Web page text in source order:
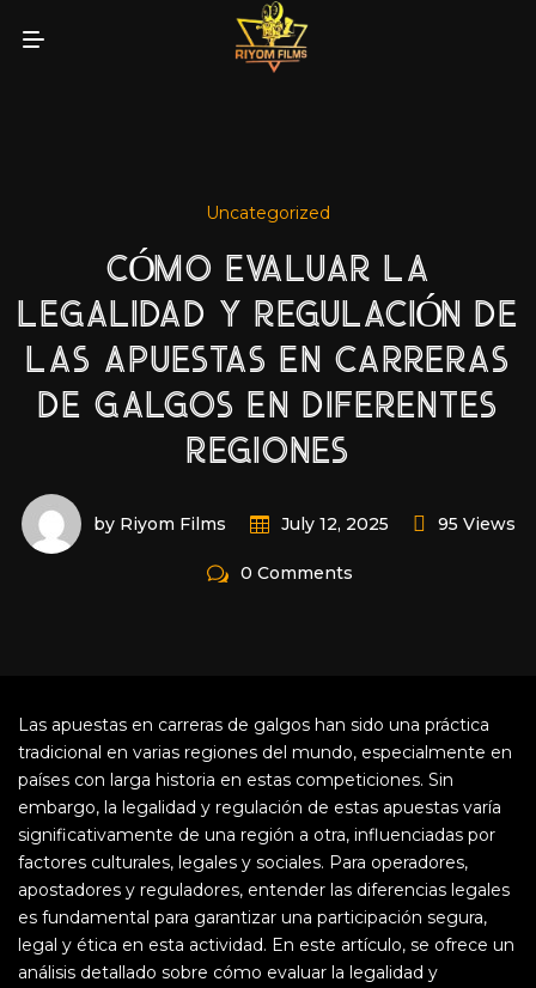
Uncategorized
CÓMO EVALUAR LA
LEGALIDAD Y REGULACIÓN DE
LAS APUESTAS EN CARRERAS
DE GALGOS EN DIFERENTES
REGIONES
by Riyom Films July 12, 2025 95 Views
0 Comments
Las apuestas en carreras de galgos han sido una práctica
tradicional en varias regiones del mundo, especialmente en
países con larga historia en estas competiciones. Sin
embargo, la legalidad y regulación de estas apuestas varía
significativamente de una región a otra, influenciadas por
factores culturales, legales y sociales. Para operadores,
apostadores y reguladores, entender las diferencias legales
es fundamental para garantizar una participación segura,
legal y ética en esta actividad. En este artículo, se ofrece un
análisis detallado sobre cómo evaluar la legalidad y